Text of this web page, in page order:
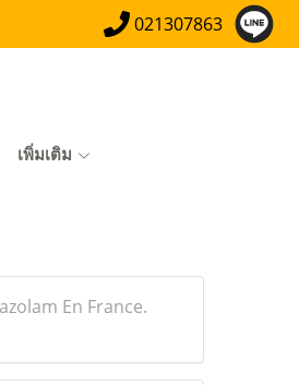
021307863
เพิ่มเติม
En France.